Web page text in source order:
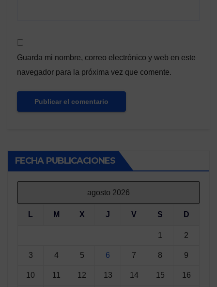
Guarda mi nombre, correo electrónico y web en este
navegador para la próxima vez que comente.
FECHA PUBLICACIONES
agosto 2026
L M X J V S D
1 2
3 4 5 6 7 8 9
10 11 12 13 14 15 16